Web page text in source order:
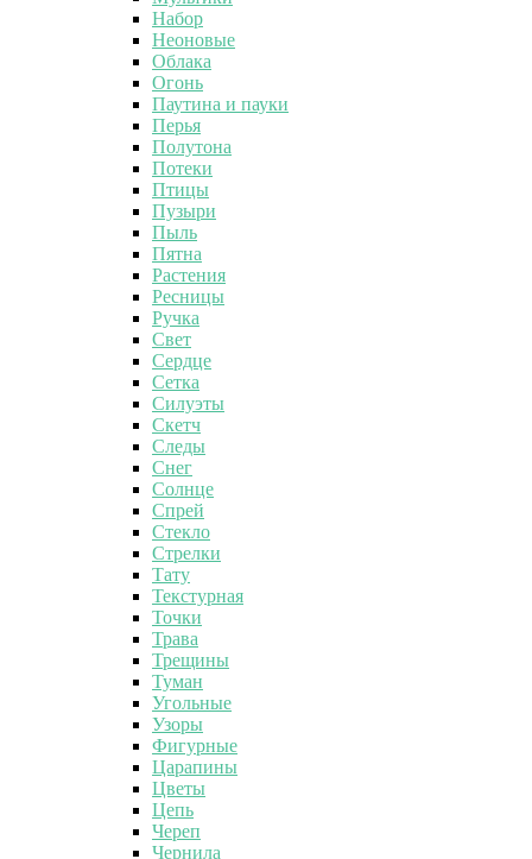
Набор
Неоновые
Облака
Огонь
Паутина и пауки
Перья
Полутона
Потеки
Птицы
Пузыри
Пыль
Пятна
Растения
Ресницы
Ручка
Свет
Сердце
Сетка
Силуэты
Скетч
Следы
Снег
Солнце
Спрей
Стекло
Стрелки
Тату
Текстурная
Точки
Трава
Трещины
Туман
Угольные
Узоры
Фигурные
Царапины
Цветы
Цепь
Череп
Чернила